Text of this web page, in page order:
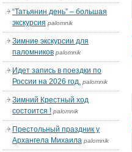
“Татьянин день” – большая
экскурсия palomnik
Зимние экскурсии для
паломников palomnik
Идет запись в поездки по
России на 2026 год. palomnik
Зимний Крестный ход
состоится ! palomnik
Престольный праздник у
Архангела Михаила palomnik